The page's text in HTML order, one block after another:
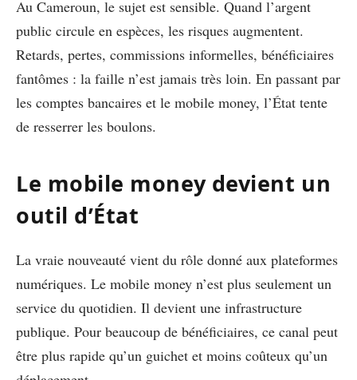
Au Cameroun, le sujet est sensible. Quand l’argent
public circule en espèces, les risques augmentent.
Retards, pertes, commissions informelles, bénéficiaires
fantômes : la faille n’est jamais très loin. En passant par
les comptes bancaires et le mobile money, l’État tente
de resserrer les boulons.
Le mobile money devient un
outil d’État
La vraie nouveauté vient du rôle donné aux plateformes
numériques. Le mobile money n’est plus seulement un
service du quotidien. Il devient une infrastructure
publique. Pour beaucoup de bénéficiaires, ce canal peut
être plus rapide qu’un guichet et moins coûteux qu’un